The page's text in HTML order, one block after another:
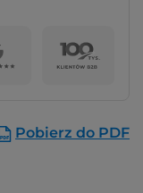
Pobierz do PDF